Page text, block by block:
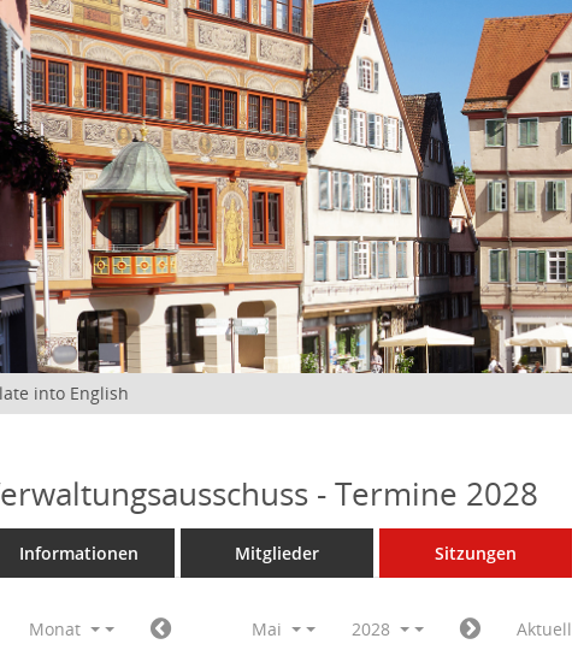
into English
- Termine 2028
Informationen Mitglieder Sitzungen
Monat Mai 2028 Aktuell